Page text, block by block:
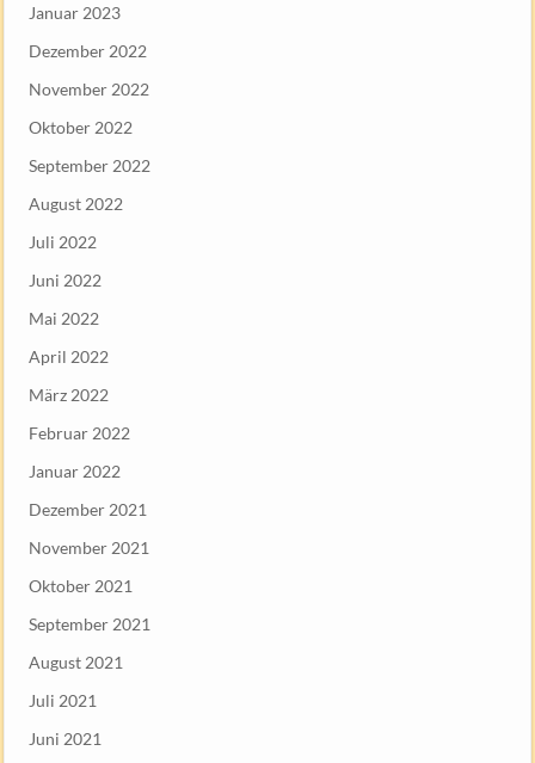
Januar 2023
Dezember 2022
November 2022
Oktober 2022
September 2022
August 2022
Juli 2022
Juni 2022
Mai 2022
April 2022
März 2022
Februar 2022
Januar 2022
Dezember 2021
November 2021
Oktober 2021
September 2021
August 2021
Juli 2021
Juni 2021